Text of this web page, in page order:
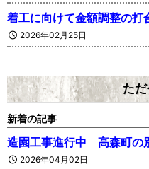
着工に向けて金額調整の
2026年02月25日
た
新着の記事
造園工事進行中 高森町の
2026年04月02日